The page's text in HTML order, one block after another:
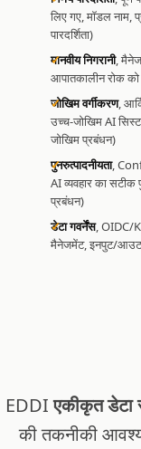
लिए गए, मॉडल नाम,
पारदर्शिता)
मानवीय निगरानी,
आपातकालीन रोक को
जोखिम वर्गीकरण,
उच्च-जोखिम AI
जोखिम प्रबंधन)
पुनरुत्पादनीयता,
AI व्यवहार का सटीक
प्रबंधन)
डेटा गवर्नेंस, OIDC/
मैनेजमेंट, इनपुट/
EDDIएकीकृत डेटा
की तकनीकी